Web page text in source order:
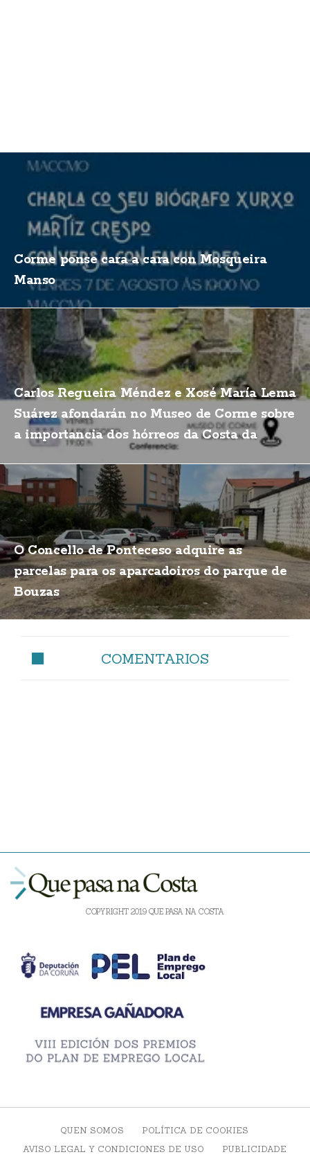
Corme ponse cara a cara con Mosqueira
Manso
Carlos Regueira Méndez e Xosé María Lema
Suárez afondarán no Museo de Corme sobre
a importancia dos hórreos da Costa da
O Concello de Ponteceso adquire as
parcelas para os aparcadoiros do parque de
Bouzas
COMENTARIOS
COPYRIGHT 2019 QUE PASA NA COSTA
QUEN SOMOS
POLÍTICA DE COOKIES
AVISO LEGAL Y CONDICIONES DE USO
PUBLICIDADE